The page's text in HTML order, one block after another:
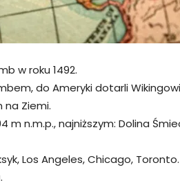
w roku 1492.
do Ameryki dotarli
Ziemi.
m n.m.p., najniższym: Dolina
Los Angeles, Chicago, Toronto.